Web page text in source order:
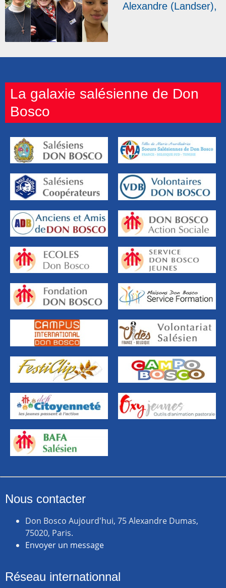
Alexandre (Landser),
témoignent
La galaxie salésienne de Don
Bosco
Nous contacter
Don Bosco Aujourd'hui, 75 Alexandre Dumas,
75020, Paris.
Envoyer un message
Réseau internationnal